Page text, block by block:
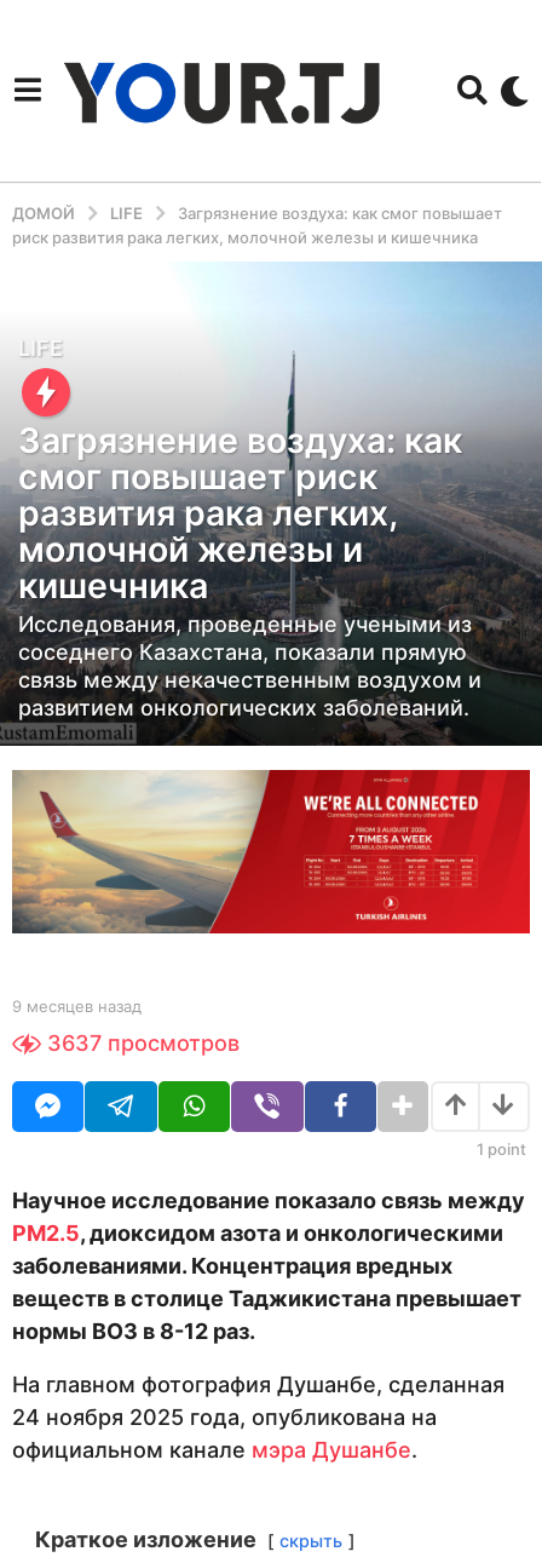
ДОМОЙ LIFE
Загрязнение воздуха: как смог повышает
риск развития рака легких, молочной железы и кишечника
9
м
е
с
я
ц
е
в
н
а
з
а
д
9
с
я
ц
в
н
а
LIFE
Загрязнение воздуха: как
смог повышает риск
развития рака легких,
молочной железы и
кишечника
Исследования, проведенные учеными из
соседнего Казахстана, показали прямую
связь между некачественным воздухом и
развитием онкологических заболеваний.
b
Y
O
R
9 месяцев назад
е
а
з
а
3637 просмотров
1 point
Научное исследование показало связь между
PM2.5, диоксидом азота и онкологическими
заболеваниями. Концентрация вредных
веществ в столице Таджикистана превышает
нормы ВОЗ в 8-12 раз.
На главном фотография Душанбе, сделанная
24 ноября 2025 года, опубликована на
официальном канале мэра Душанбе.
Краткое изложение скрыть